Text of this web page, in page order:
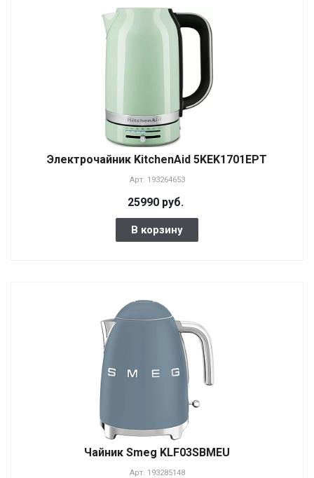
Электрочайник KitchenAid 5KEK1701EPT
Арт. 193264653
25990 руб.
В корзину
Чайник Smeg KLF03SBMEU
Арт. 193285148